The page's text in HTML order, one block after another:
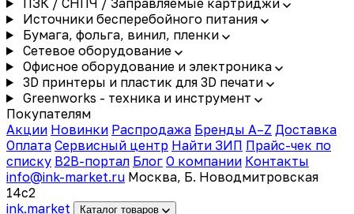
ПЗК / СНПЧ / Заправляемые картриджи
Источники бесперебойного питания
Бумага, фольга, винил, пленки
Сетевое оборудование
Офисное оборудование и электроника
3D принтеры и пластик для 3D печати
Greenworks - техника и инструмент
Покупателям
Акции Новинки Распродажа Бренды A–Z Доставка
Оплата Сервисный центр Найти ЗИП Прайс-чек по
списку B2B-портал Блог О компании Контакты
info@ink-market.ru Москва, Б. Новодмитровская
14с2
ink.market Каталог товаров